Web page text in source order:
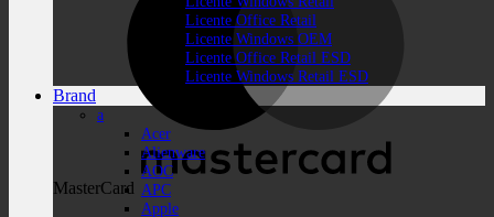
MasterCard
Licente Office Retail
Licente Windows OEM
Licente Office Retail ESD
Licente Windows Retail ESD
Brand
a
Acer
Alienware
AOC
APC
Apple